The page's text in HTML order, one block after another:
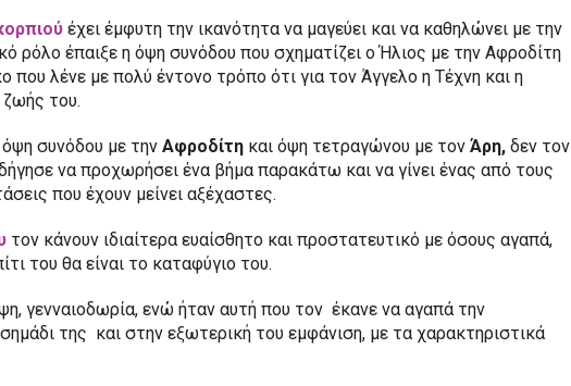
έχει έμφυτη την ικανότητα να μαγεύει και να καθηλώνει με την
ρόλο έπαιξε η όψη συνόδου που σχηματίζει ο Ήλιος με την Αφροδίτη
που λένε με πολύ έντονο τρόπο ότι για τον Άγγελο η Τέχνη και η
ζωής του.
συνόδου με την Αφροδίτη και όψη τετραγώνου με τον Άρη, δεν τον
να προχωρήσει ένα βήμα παρακάτω και να γίνει ένας από τους
που έχουν μείνει αξέχαστες.
τον κάνουν ιδιαίτερα ευαίσθητο και προστατευτικό με όσους αγαπά,
του θα είναι το καταφύγιο του.
γενναιοδωρία, ενώ ήταν αυτή που τον έκανε να αγαπά την
της και στην εξωτερική του εμφάνιση, με τα χαρακτηριστικά